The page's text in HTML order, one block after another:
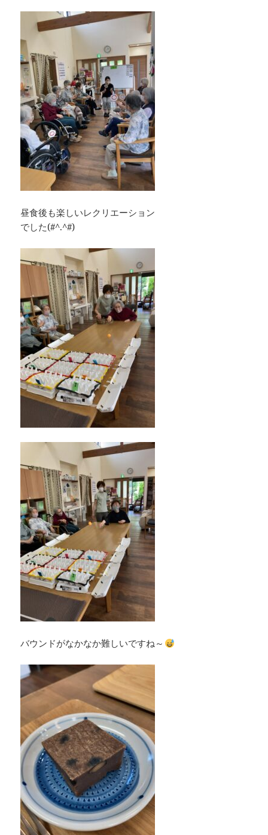
昼食後も楽しいレクリエーション
でした(#^.^#)
バウンドがなかなか難しいですね～